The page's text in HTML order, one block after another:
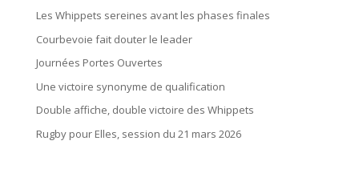
Les Whippets sereines avant les phases finales
Courbevoie fait douter le leader
Journées Portes Ouvertes
Une victoire synonyme de qualification
Double affiche, double victoire des Whippets
Rugby pour Elles, session du 21 mars 2026